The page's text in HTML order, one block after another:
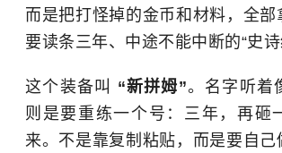
而是把打怪掉的金币和材料，全部
要读条三年、中途不能中断的“史诗
这个装备叫 “新拼姆”。名字听着
则是要重练一个号：三年，再砸
来。不是靠复制粘贴，而是要自己